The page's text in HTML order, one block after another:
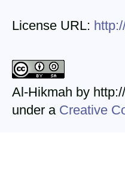
License URL:
Al-Hikmah by
under a Creative